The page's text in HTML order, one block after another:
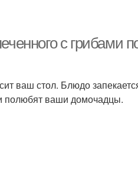
с грибами
ваш стол. Блюдо
и полюбят ваши домочадцы.